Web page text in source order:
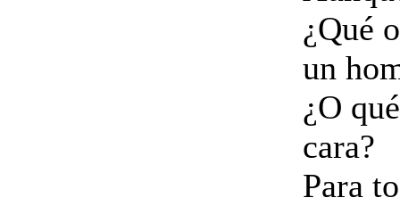
¿Qué
un
¿O
cara?
Para